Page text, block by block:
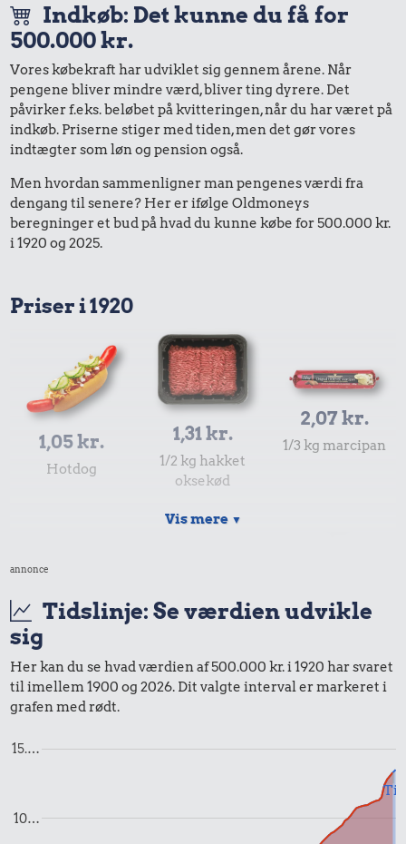
Indkøb: Det kunne du få for
500.000 kr.
Vores købekraft har udviklet sig gennem årene. Når
pengene bliver mindre værd, bliver ting dyrere. Det
påvirker f.eks. beløbet på kvitteringen, når du har været på
indkøb. Priserne stiger med tiden, men det gør vores
indtægter som løn og pension også.
Men hvordan sammenligner man pengenes værdi fra
dengang til senere? Her er ifølge Oldmoneys
beregninger et bud på hvad du kunne købe for 500.000 kr.
i 1920 og 2025.
Priser i 1920
1,05 kr.
Hotdog
1,31 kr.
1/2 kg hakket
oksekød
2,07 kr.
1/3 kg marcipan
0,90 kr.
Vis mere ▼
annonce
Tidslinje: Se værdien udvikle
sig
Her kan du se hvad værdien af 500.000 kr. i 1920 har svaret
til imellem 1900 og 2026. Dit valgte interval er markeret i
grafen med rødt.
10…
15.…
Til